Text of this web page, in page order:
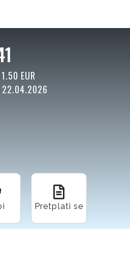
EUR
22.04.2026
Pretplati se